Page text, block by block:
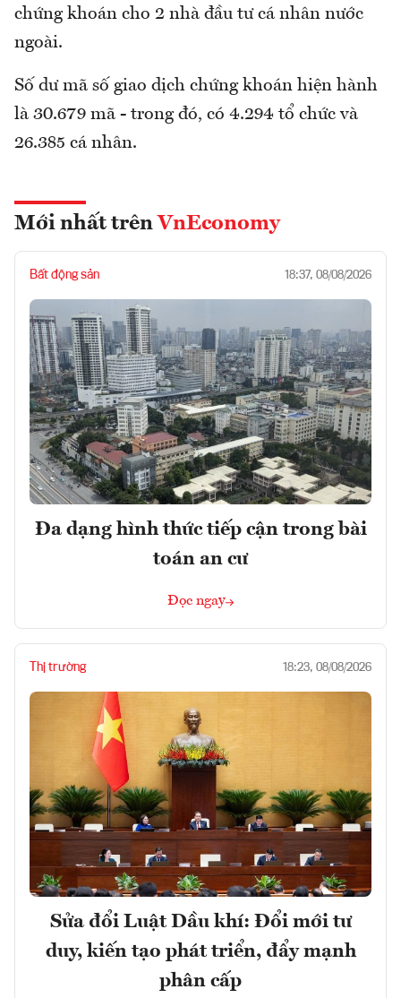
chứng khoán cho 2 nhà đầu tư cá nhân nước
ngoài.
Số dư mã số giao dịch chứng khoán hiện hành
là 30.679 mã - trong đó, có 4.294 tổ chức và
26.385 cá nhân.
Mới nhất trên VnEconomy
Bất động sản 18:37, 08/08/2026
Đa dạng hình thức tiếp cận trong bài
toán an cư
Đọc ngay
Thị trường 18:23, 08/08/2026
Sửa đổi Luật Dầu khí: Đổi mới tư
duy, kiến tạo phát triển, đẩy mạnh
phân cấp